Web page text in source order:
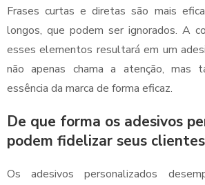
Frases curtas e diretas são mais
longos, que podem ser ignorados. A
esses elementos resultará em um
não apenas chama a atenção, mas
essência da marca de forma eficaz.
De que forma os adesivos
podem fidelizar seus
Os adesivos personalizados